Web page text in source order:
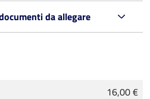
da allegare
16,00 €